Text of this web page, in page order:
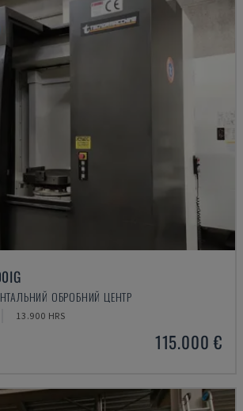
ОБРОБНИЙ ЦЕНТР
13.900 HRS
115.000 €